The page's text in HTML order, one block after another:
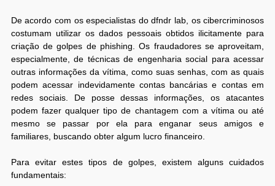
De acordo com os especialistas do dfndr lab, os cibercriminosos
costumam utilizar os dados pessoais obtidos ilicitamente para
criação de golpes de phishing. Os fraudadores se aproveitam,
especialmente, de técnicas de engenharia social para acessar
outras informações da vítima, como suas senhas, com as quais
podem acessar indevidamente contas bancárias e contas em
redes sociais. De posse dessas informações, os atacantes
podem fazer qualquer tipo de chantagem com a vítima ou até
mesmo se passar por ela para enganar seus amigos e
familiares, buscando obter algum lucro financeiro.
Para evitar estes tipos de golpes, existem alguns cuidados
fundamentais: